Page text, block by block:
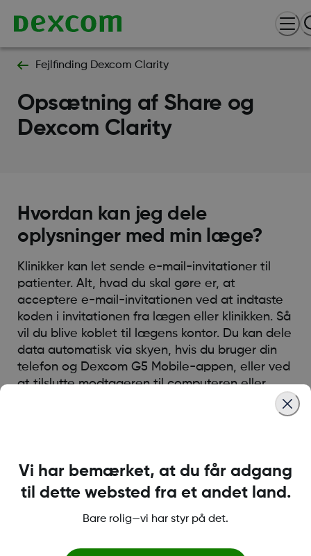
Fejlfinding Dexcom Clarity
Opsætning af Share og
Dexcom Clarity
Hvordan kan jeg dele
oplysninger med min læge?
Klinikker kan let sende e-mail-invitationer til
patienter. Alt, hvad du skal gøre er, at
acceptere e-mail-invitationen ved at indtaste
koden i invitationen fra lægen eller klinikken. Så
vil du blive koblet til lægens kontor. Du kan dele
data automatisk via skyen, hvis du bruger din
telefon og Dexcom G5 Mobile-appen, eller ved
at tilslutte modtageren til computeren eller
Vi har bemærket, at du får adgang
til dette websted fra et andet land.
Bare rolig—vi har styr på det.